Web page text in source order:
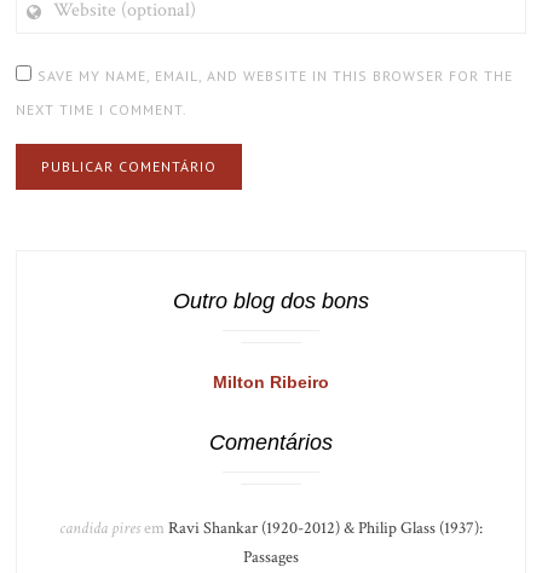
(OPTIONAL)
SAVE MY NAME, EMAIL, AND WEBSITE IN THIS BROWSER FOR THE
NEXT TIME I COMMENT.
Outro blog dos bons
Milton Ribeiro
Comentários
candida piresem Ravi Shankar (1920-2012) & Philip Glass (1937):
Passages